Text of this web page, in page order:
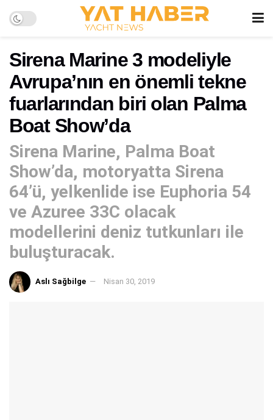
Sirena Marine 3 modeliyle
Avrupa’nın en önemli tekne
fuarlarından biri olan Palma
Boat Show’da
Sirena Marine, Palma Boat
Show’da, motoryatta Sirena
64’ü, yelkenlide ise Euphoria 54
ve Azuree 33C olacak
modellerini deniz tutkunları ile
buluşturacak.
Aslı Sağbilge Nisan 30, 2019